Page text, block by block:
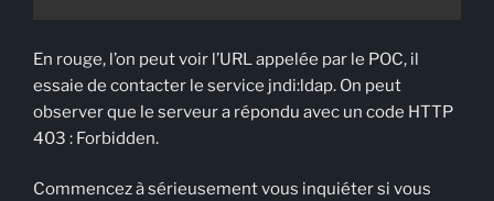
En rouge, l’on peut voir l’URL appelée par le POC, il
essaie de contacter le service jndi:ldap. On peut
observer que le serveur a répondu avec un code HTTP
403 : Forbidden.
Commencez à sérieusement vous inquiéter si vous